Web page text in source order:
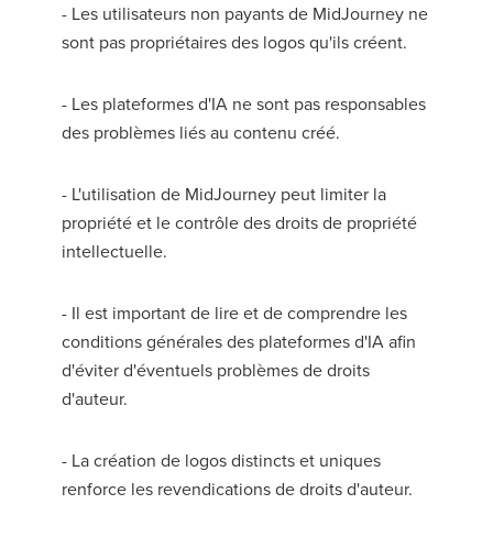
- Les utilisateurs non payants de MidJourney ne
sont pas propriétaires des logos qu'ils créent.
- Les plateformes d'IA ne sont pas responsables
des problèmes liés au contenu créé.
- L'utilisation de MidJourney peut limiter la
propriété et le contrôle des droits de propriété
intellectuelle.
- Il est important de lire et de comprendre les
conditions générales des plateformes d'IA afin
d'éviter d'éventuels problèmes de droits
d'auteur.
- La création de logos distincts et uniques
renforce les revendications de droits d'auteur.